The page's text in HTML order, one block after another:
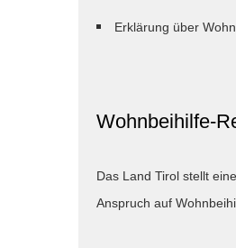
Erklärung über
Wohnbeihilfe-
Das Land Tirol stellt
Anspruch auf